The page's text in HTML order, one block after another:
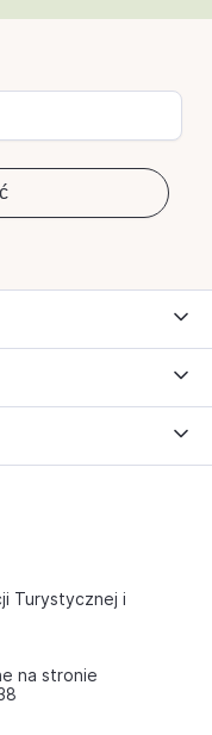
Turystycznej i
na stronie